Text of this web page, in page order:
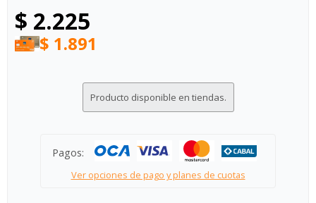
$ 2.225
$ 1.891
Producto disponible en tiendas.
Pagos:
Ver opciones de pago y planes de cuotas